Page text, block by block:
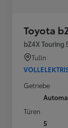
Toyota
bZ4X Touring
Tulln
Getriebe
Türen
5